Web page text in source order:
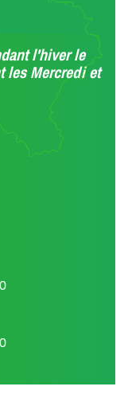
l'hiver le
les Mercredi et